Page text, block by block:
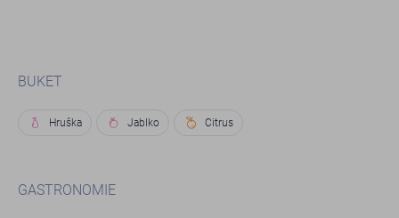
BUKET
Hruška Jablko Citrus
GASTRONOMIE